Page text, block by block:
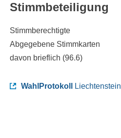
Stimmbeteiligung
Stimmberechtigte
Abgegebene Stimmkarten
davon brieflich (96.6)
WahlProtokoll Liechtenstein